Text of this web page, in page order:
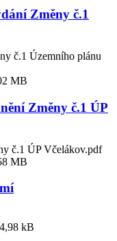
Změny č.1
č.1 Územního plánu
MB
Změny č.1 ÚP
č.1 ÚP Včelákov.pdf
MB
kB